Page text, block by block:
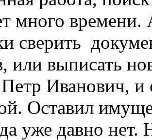
много
сверить
или выписать
Иванович,
Оставил
уже давно нет.